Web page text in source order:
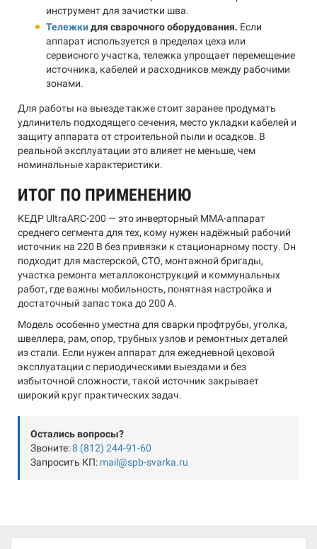
инструмент для зачистки шва.
Тележкидля сварочного оборудования. Если
аппарат используется в пределах цеха или
сервисного участка, тележка упрощает перемещение
источника, кабелей и расходников между рабочими
зонами.
Для работы на выезде также стоит заранее продумать
удлинитель подходящего сечения, место укладки кабелей и
защиту аппарата от строительной пыли и осадков. В
реальной эксплуатации это влияет не меньше, чем
номинальные характеристики.
ИТОГ ПО ПРИМЕНЕНИЮ
КЕДР UltraARC-200 — это инверторный MMA-аппарат
среднего сегмента для тех, кому нужен надёжный рабочий
источник на 220 В без привязки к стационарному посту. Он
подходит для мастерской, СТО, монтажной бригады,
участка ремонта металлоконструкций и коммунальных
работ, где важны мобильность, понятная настройка и
достаточный запас тока до 200 А.
Модель особенно уместна для сварки профтрубы, уголка,
швеллера, рам, опор, трубных узлов и ремонтных деталей
из стали. Если нужен аппарат для ежедневной цеховой
эксплуатации с периодическими выездами и без
избыточной сложности, такой источник закрывает
широкий круг практических задач.
Остались вопросы?
Звоните:8 (812) 244-91-60
Запросить КП: mail@spb-svarka.ru